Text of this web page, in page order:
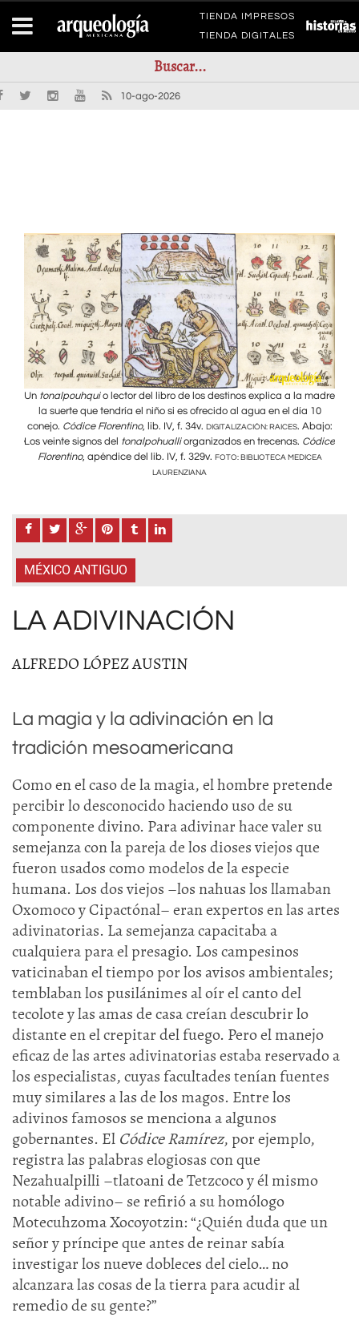
TIENDA IMPRESOS
TIENDA DIGITALES
10-ago-2026
Un tonalpouhquio lector del libro de los destinos explica a la madre
la suerte que tendría el niño si es ofrecido al agua en el día 10
conejo. Códice Florentino, lib. IV, f. 34v. DIGITALIZACIÓN: RAICES. Abajo:
Los veinte signos del tonalpohualliorganizados en trecenas. Códice
Florentino, apéndice del lib. IV, f. 329v. FOTO: BIBLIOTECA MEDICEA
LAURENZIANA
MÉXICO ANTIGUO
LA ADIVINACIÓN
ALFREDO LÓPEZ AUSTIN
La magia y la adivinación en la
tradición mesoamericana
Como en el caso de la magia, el hombre pretende
percibir lo desconocido haciendo uso de su
componente divino. Para adivinar hace valer su
semejanza con la pareja de los dioses viejos que
fueron usados como modelos de la especie
humana. Los dos viejos –los nahuas los llamaban
Oxomoco y Cipactónal– eran expertos en las artes
adivinatorias. La semejanza capacitaba a
cualquiera para el presagio. Los campesinos
vaticinaban el tiempo por los avisos ambientales;
temblaban los pusilánimes al oír el canto del
tecolote y las amas de casa creían descubrir lo
distante en el crepitar del fuego. Pero el manejo
eficaz de las artes adivinatorias estaba reservado a
los especialistas, cuyas facultades tenían fuentes
muy similares a las de los magos. Entre los
adivinos famosos se menciona a algunos
gobernantes. El Códice Ramírez, por ejemplo,
registra las palabras elogiosas con que
Nezahualpilli –tlatoani de Tetzcoco y él mismo
notable adivino– se refirió a su homólogo
Motecuhzoma Xocoyotzin: “¿Quién duda que un
señor y príncipe que antes de reinar sabía
investigar los nueve dobleces del cielo… no
alcanzara las cosas de la tierra para acudir al
remedio de su gente?”